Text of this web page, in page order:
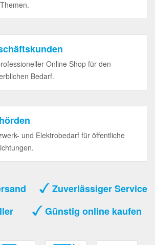
Online Shop für den
Bedarf.
und Elektrobedarf für öffentliche
Zuverlässiger Service
Günstig online kaufen